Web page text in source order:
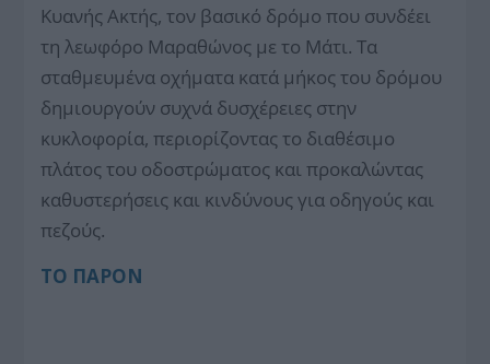
Κυανής Ακτής, τον βασικό δρόμο που συνδέει
τη λεωφόρο Μαραθώνος με το Μάτι. Τα
σταθμευμένα οχήματα κατά μήκος του δρόμου
δημιουργούν συχνά δυσχέρειες στην
κυκλοφορία, περιορίζοντας το διαθέσιμο
πλάτος του οδοστρώματος και προκαλώντας
καθυστερήσεις και κινδύνους για οδηγούς και
πεζούς.
ΤΟ ΠΑΡΟΝ